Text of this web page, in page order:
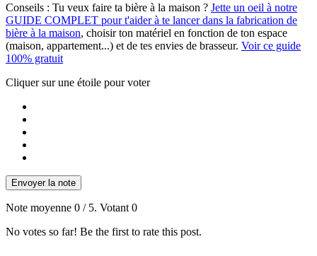
Conseils : Tu veux faire ta bière à la maison ? Jette un oeil à notre
GUIDE COMPLET pour t'aider à te lancer dans la fabrication de
bière à la maison, choisir ton matériel en fonction de ton espace
(maison, appartement...) et de tes envies de brasseur. Voir ce guide
100% gratuit
Cliquer sur une étoile pour voter
Envoyer la note
Note moyenne 0 / 5. Votant 0
No votes so far! Be the first to rate this post.